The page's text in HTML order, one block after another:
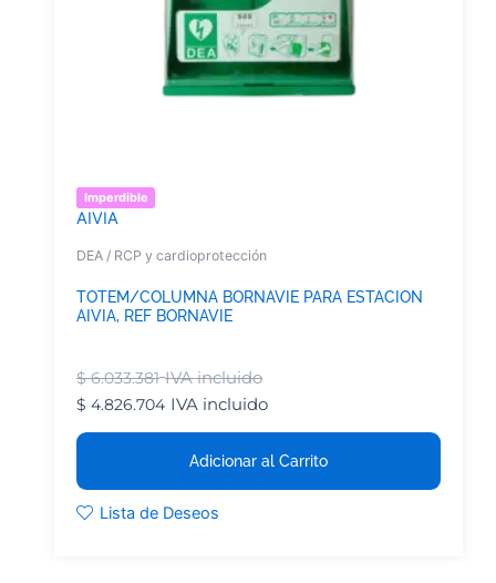
Imperdible
AIVIA
DEA / RCP y cardioprotección
TOTEM/COLUMNA BORNAVIE PARA ESTACION
AIVIA, REF BORNAVIE
$6.033.381 IVA incluido
$ 4.826.704 IVA incluido
Adicionar al Carrito
Lista de Deseos